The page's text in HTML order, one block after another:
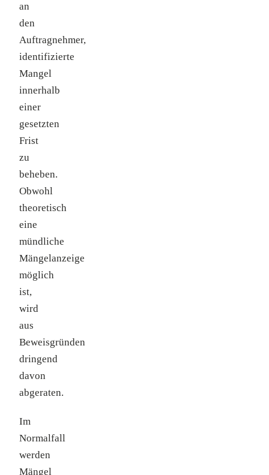
an
den
Auftragnehmer,
identifizierte
Mangel
innerhalb
einer
gesetzten
Frist
zu
beheben.
Obwohl
theoretisch
eine
mündliche
Mängelanzeige
möglich
ist,
wird
aus
Beweisgründen
dringend
davon
abgeraten.
Im
Normalfall
werden
Mängel